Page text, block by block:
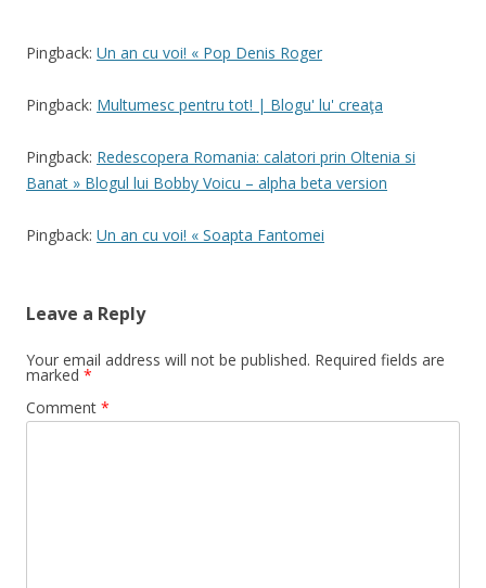
Pingback: Un an cu voi! « Pop Denis Roger
Pingback: Multumesc pentru tot! | Blogu' lu' creaţa
Pingback: Redescopera Romania: calatori prin Oltenia si
Banat » Blogul lui Bobby Voicu – alpha beta version
Pingback: Un an cu voi! « Soapta Fantomei
Leave a Reply
Your email address will not be published. Required fields are
marked *
Comment *